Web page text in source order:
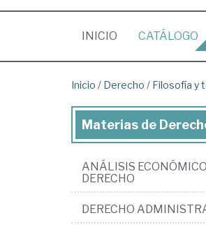
INICIO (CURRENT)
CATÁLOGO
Inicio / Derecho / Filosofía y
Materias de
ANÁLISIS
DERECHO
DERECHO